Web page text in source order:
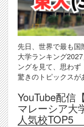
先日、世界で最も国
大学ランキング
ングを見て、思わ
驚きのトピックスが
YouTube配信
マレーシア大
人気校TOP5